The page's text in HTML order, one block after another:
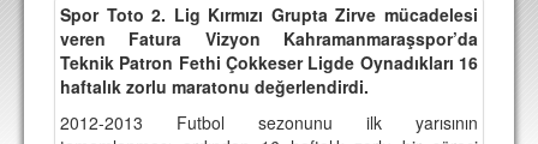
TRANSFERLER
TARAFTAR
BİLETLER
Spor Toto 2. Lig Kırmızı Grupta Zirve mücadelesi
veren Fatura Vizyon Kahramanmaraşspor’da
Teknik Patron Fethi Çokkeser Ligde Oynadıkları 16
haftalık zorlu maratonu değerlendirdi.
2012-2013 Futbol sezonunu ilk yarısının